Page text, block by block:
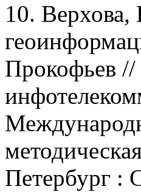
10.
Прокофьев
Петербург :